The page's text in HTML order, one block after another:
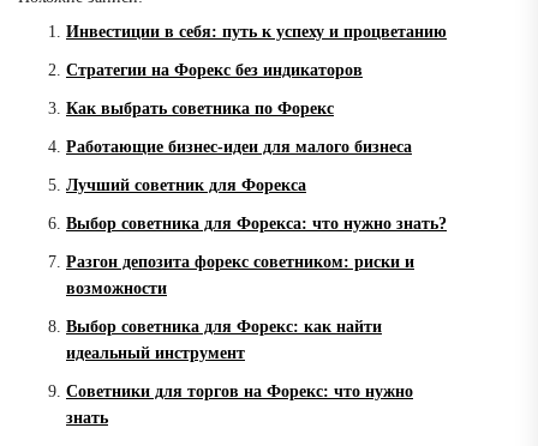
Инвестиции в себя: путь к успеху и процветанию
Стратегии на Форекс без индикаторов
Как выбрать советника по Форекс
Работающие бизнес-идеи для малого бизнеса
Лучший советник для Форекса
Выбор советника для Форекса: что нужно знать?
Разгон депозита форекс советником: риски и
возможности
Выбор советника для Форекс: как найти
идеальный инструмент
Советники для торгов на Форекс: что нужно
знать